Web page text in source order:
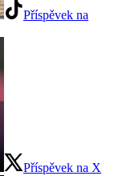
Příspěvek na
Příspěvek na X